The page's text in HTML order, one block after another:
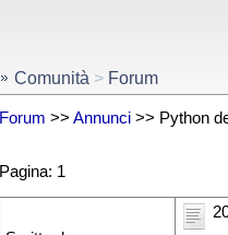
Comunità > Forum
Forum >> Annunci>> Python
Pagina: 1